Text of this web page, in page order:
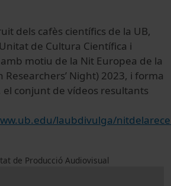
dels cafès científics de la UB,
de Cultura Científica i
motiu de la Nit Europea de la
Researchers’ Night) 2023, i forma
el conjunt de vídeos resultants
laubdivulga/
de Producció Audiovisual